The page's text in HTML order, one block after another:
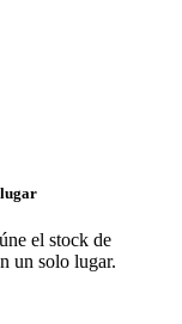
el stock de
un solo lugar.